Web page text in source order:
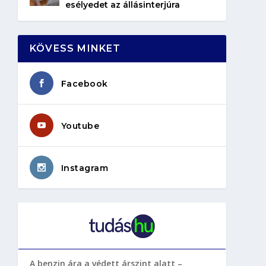
esélyedet az állásinterjúra
KÖVESS MINKET
Facebook
Youtube
Instagram
A benzin ára a védett árszint alatt –